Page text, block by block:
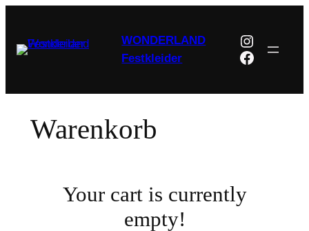
springen
WONDERLAND
Festkleider
Warenkorb
Your cart is currently
empty!